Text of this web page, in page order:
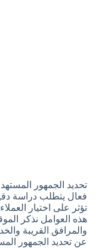
تحديد الجمهور
فعال يتطلب دراسة
تؤثر على اختيار
هذه العوامل نذكر
والمرافق القريبة
عن تحديد الجمهور